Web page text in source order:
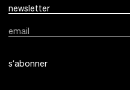
newsletter
email
s’abonner